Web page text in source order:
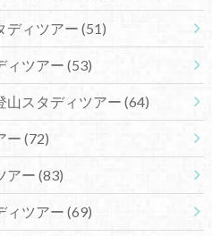
ディツアー (51)
ィツアー (53)
山スタディツアー (64)
ー (72)
アー (83)
ィツアー (69)